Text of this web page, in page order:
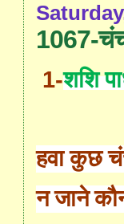
1067-
1-शशि
हवा कुछ
न जाने